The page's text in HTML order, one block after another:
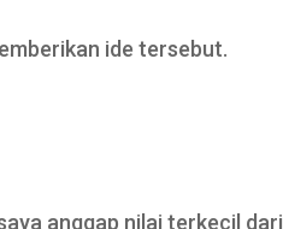
ide tersebut.
anggap nilai terkecil dari